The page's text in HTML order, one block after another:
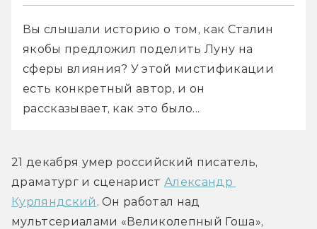
Вы слышали историю о том, как Сталин
якобы предложил поделить Луну на
сферы влияния? У этой мистификации
есть конкретный автор, и он
рассказывает, как это было...
21 декабря умер российский писатель,
драматург и сценарист Александр
Курляндский . Он работал над
мультсериалами «Великолепный Гоша»,